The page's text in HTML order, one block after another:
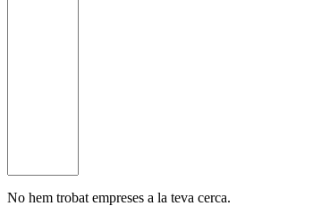
No hem trobat empreses a la teva cerca.